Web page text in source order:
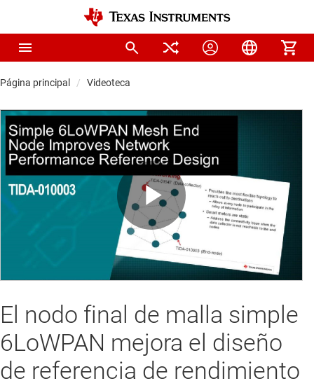
Página principal Videoteca
Play
Video
El nodo final de malla simple
6LoWPAN mejora el diseño
de referencia de rendimiento